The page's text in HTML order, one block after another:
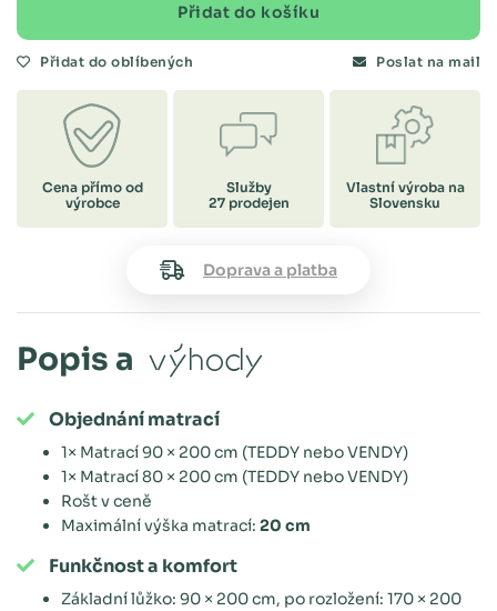
Přidat do košíku
Přidat do oblíbených Poslat na mail
Cena přímo od
výrobce
Služby
27 prodejen
Vlastní výroba na
Slovensku
Doprava a platba
Popis a výhody
Objednání matrací
1× Matrací 90 × 200 cm (TEDDY nebo VENDY)
1× Matrací 80 × 200 cm (TEDDY nebo VENDY)
Rošt v ceně
Maximální výška matrací: 20 cm
Funkčnost a komfort
Základní lůžko: 90 × 200 cm, po rozložení: 170 × 200